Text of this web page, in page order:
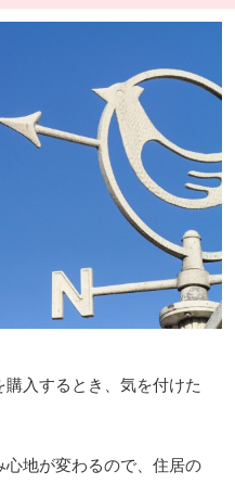
入するとき、気を付けた
心地が変わるので、住居の